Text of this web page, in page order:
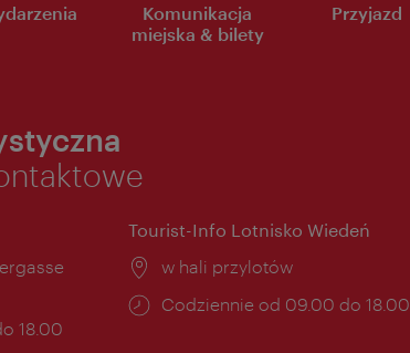
Komunikacja
miejska & bilety
Przyjazd
18.00
Tourist-Info Lotnisko Wiedeń
Miejsce:
w hali przylotów
Godziny
Codziennie od 09.00 do 18.00